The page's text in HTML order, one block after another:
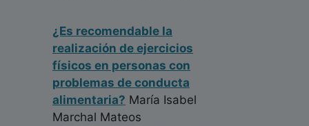
¿Es recomendable la
realización de ejercicios
físicos en personas con
problemas de conducta
alimentaria? María Isabel
Marchal Mateos